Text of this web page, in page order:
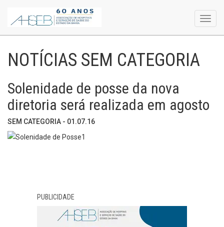
NOTÍCIAS SEM CATEGORIA
Solenidade de posse da nova
diretoria será realizada em agosto
SEM CATEGORIA - 01.07.16
PUBLICIDADE